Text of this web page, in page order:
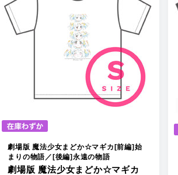
劇場版 魔法少女まどか☆マギカ[前編]始
まりの物語／[後編]永遠の物語
劇場版 魔法少女まどか☆マギカ